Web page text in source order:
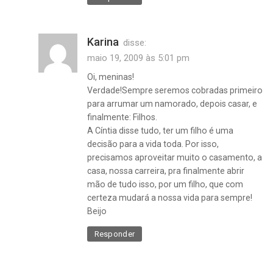
Karina disse:
maio 19, 2009 às 5:01 pm
Oi, meninas!
Verdade!Sempre seremos cobradas primeiro
para arrumar um namorado, depois casar, e
finalmente: Filhos.
A Cíntia disse tudo, ter um filho é uma
decisão para a vida toda. Por isso,
precisamos aproveitar muito o casamento, a
casa, nossa carreira, pra finalmente abrir
mão de tudo isso, por um filho, que com
certeza mudará a nossa vida para sempre!
Beijo
Responder